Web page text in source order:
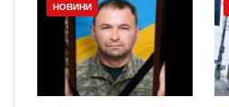
НОВИНИ